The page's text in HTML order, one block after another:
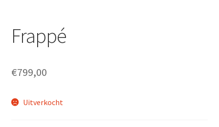
Home
Nieuwsbrief
Onze winkel en werkplaats
Frappé
€799,00
Uitverkocht